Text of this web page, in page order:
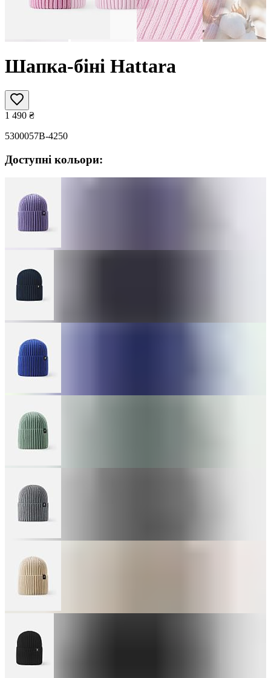
Шапка-біні Hattara
1 490 ₴
5300057B-4250
Доступні кольори: